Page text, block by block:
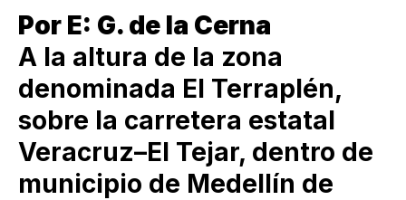
Por E: G. de la Cerna
A la altura de la zona
denominada El Terraplén,
sobre la carretera estatal
Veracruz–El Tejar, dentro de
municipio de Medellín de